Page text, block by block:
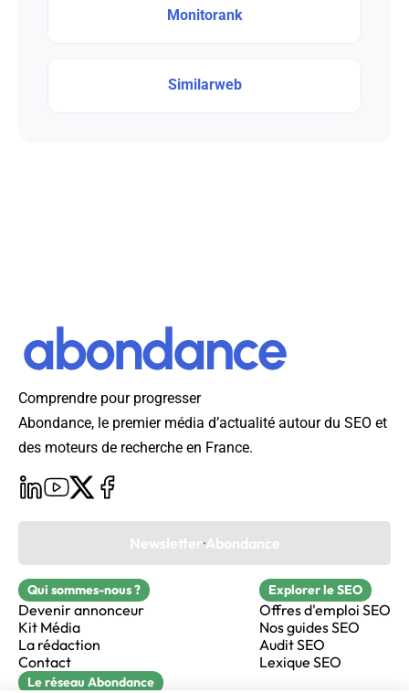
Monitorank
Similarweb
Comprendre pour progresser
Abondance, le premier média d’actualité autour du SEO et
des moteurs de recherche en France.
Newsletter Abondance
Qui sommes-nous ?
Devenir annonceur
Kit Média
La rédaction
Contact
Explorer le SEO
Offres d'emploi SEO
Nos guides SEO
Audit SEO
Lexique SEO
Le réseau Abondance